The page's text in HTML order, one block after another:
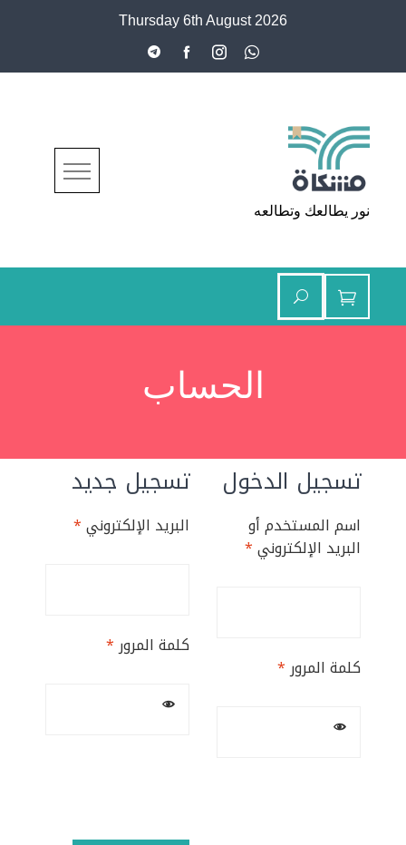
Thursday 6th August 2026
مشكاة
نور يطالعك وتطالعه
الحساب
تسجيل الدخول
اسم المستخدم أو
البريد الإلكتروني*
كلمة المرور*
تسجيل جديد
البريد الإلكتروني*
كلمة المرور*